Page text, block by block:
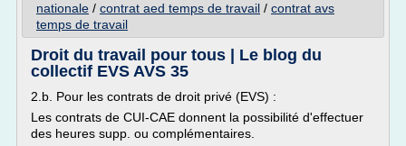
nationale / contrat aed temps de travail / contrat avs
temps de travail
Droit du travail pour tous | Le blog du
collectif EVS AVS 35
2.b. Pour les contrats de droit privé (EVS) :
Les contrats de CUI-CAE donnent la possibilité d'effectuer
des heures supp. ou complémentaires.